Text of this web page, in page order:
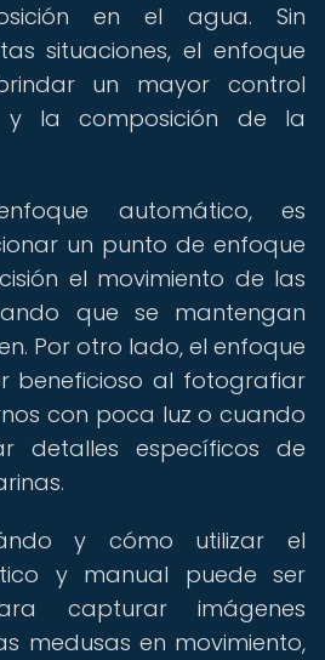
en el agua. Sin
situaciones, el enfoque
un mayor control
la composición de la
automático, es
un punto de enfoque
el movimiento de las
que se mantengan
Por otro lado, el enfoque
beneficioso al fotografiar
con poca luz o cuando
detalles específicos de
y cómo utilizar el
y manual puede ser
capturar imágenes
medusas en movimiento,